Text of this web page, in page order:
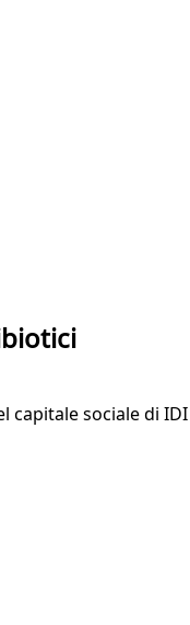
sociale di